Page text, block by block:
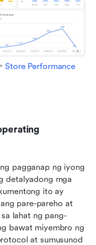
Store Performance
pagganap ng iyong
detalyadong mga
ito ay
pare-pareho at
lahat ng pang-
bawat miyembro ng
at sumusunod